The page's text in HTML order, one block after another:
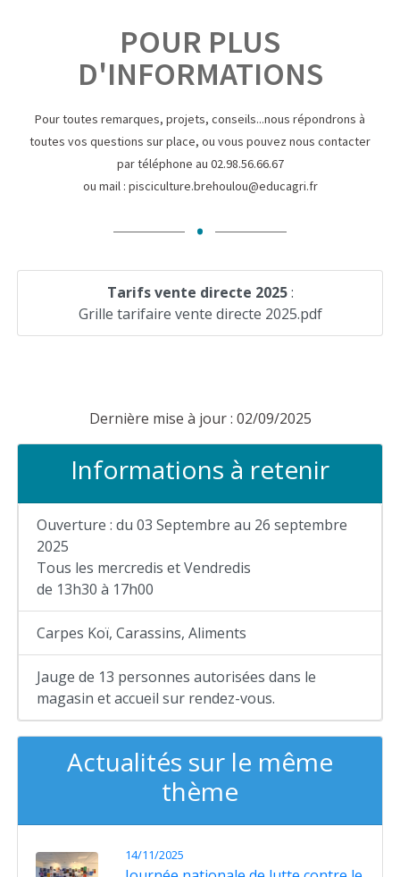
POUR PLUS
D'INFORMATIONS
Pour toutes remarques, projets, conseils...nous répondrons à
toutes vos questions sur place, ou vous pouvez nous contacter
par téléphone au 02.98.56.66.67
ou mail : pisciculture.brehoulou@educagri.fr
.
Tarifs vente directe 2025:
Grille tarifaire vente directe 2025.pdf
Dernière mise à jour : 02/09/2025
Informations à retenir
Ouverture : du 03 Septembre au 26 septembre
2025
Tous les mercredis et Vendredis
de 13h30 à 17h00
Carpes Koï, Carassins, Aliments
Jauge de 13 personnes autorisées dans le
magasin et accueil sur rendez-vous.
Actualités sur le même
thème
14/11/2025